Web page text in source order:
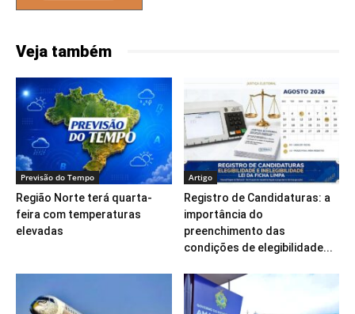
Veja também
Previsão do Tempo
Região Norte terá quarta-
feira com temperaturas
elevadas
Artigo
Registro de Candidaturas: a
importância do
preenchimento das
condições de elegibilidade...